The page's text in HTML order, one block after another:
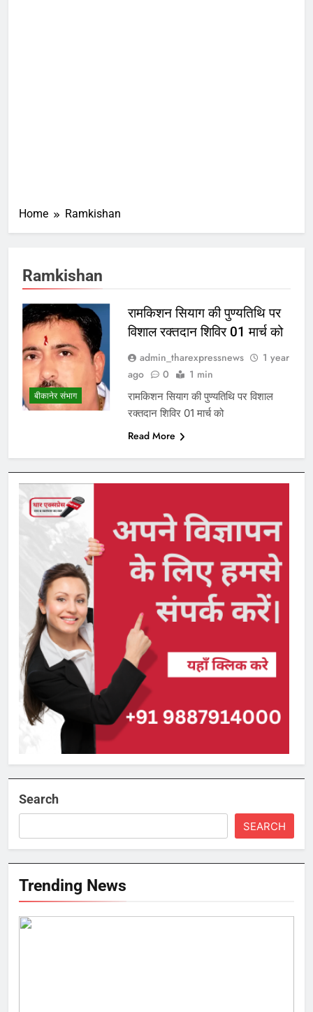
Home Ramkishan
Ramkishan
बीकानेर संभाग
रामकिशन सियाग की पुण्यतिथि पर
विशाल रक्तदान शिविर 01 मार्च को
admin_tharexpressnews
1 year
ago
0 1 min
रामकिशन सियाग की पुण्यतिथि पर विशाल
रक्तदान शिविर 01 मार्च को
Read More
Search
SEARCH
Trending News